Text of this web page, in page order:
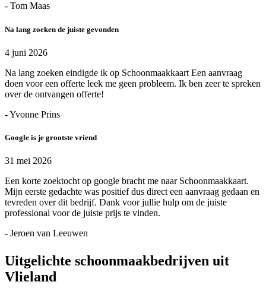
- Tom Maas
Na lang zoeken de juiste gevonden
4 juni 2026
Na lang zoeken eindigde ik op Schoonmaakkaart Een aanvraag
doen voor een offerte leek me geen probleem. Ik ben zeer te spreken
over de ontvangen offerte!
- Yvonne Prins
Google is je grootste vriend
31 mei 2026
Een korte zoektocht op google bracht me naar Schoonmaakkaart.
Mijn eerste gedachte was positief dus direct een aanvraag gedaan en
tevreden over dit bedrijf. Dank voor jullie hulp om de juiste
professional voor de juiste prijs te vinden.
- Jeroen van Leeuwen
Uitgelichte schoonmaakbedrijven uit
Vlieland